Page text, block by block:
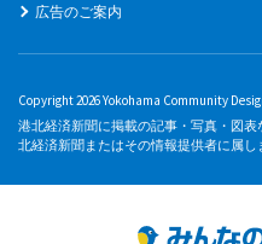
広告のご案内
Copyright 2026 Yokohama Community
港北経済新聞に掲載の記事・写真・図
北経済新聞またはその情報提供者に属し